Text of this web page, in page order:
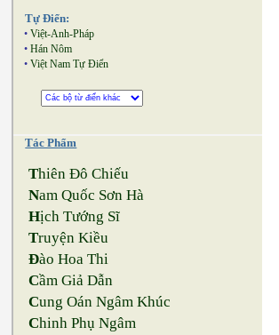
Tự Điển:
• Việt-Anh-Pháp
• Hán Nôm
• Việt Nam Tự Điển
Tác Phẩm
Thiên Đô Chiếu
Nam Quốc Sơn Hà
Hịch Tướng Sĩ
Truyện Kiều
Đào Hoa Thi
Cầm Giả Dẫn
Cung Oán Ngâm Khúc
Chinh Phụ Ngâm